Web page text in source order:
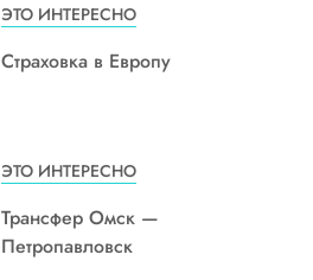
ЭТО ИНТЕРЕСНО
Страховка в Европу
ЭТО ИНТЕРЕСНО
Трансфер Омск —
Петропавловск